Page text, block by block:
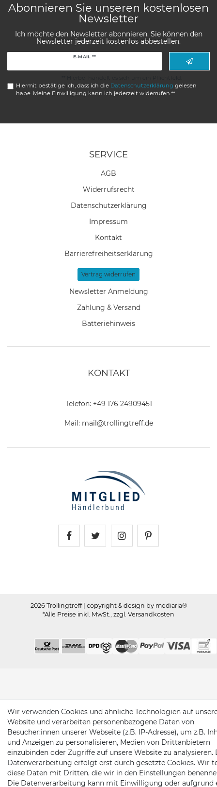
Abonnieren Sie unseren kostenlosen
Newsletter
Ich möchte den Newsletter abonnieren. Sie können den
Newsletter jederzeit kostenlos abbestellen.
E-MAIL **
Hiermit bestätige ich, dass ich die Daten­schutz­erklärung gelesen
habe. Meine Einwilligung kann ich jederzeit widerrufen.**
SERVICE
AGB
Widerrufs­recht
Daten­schutz­erklärung
Impressum
Kontakt
Barrierefreiheitserklärung
Vertrag widerrufen
Newsletter Anmeldung
Zahlung & Versand
Batteriehinweis
KONTAKT
Telefon: +49 176 24909451
Mail: mail@trollingtreff.de
2026 Trollingtreff | copyright & design by mediaria®
*Alle Preise inkl. MwSt., zzgl. Versandkosten
Wir verwenden Cookies und ähnliche Technologien auf
Website und verarbeiten personenbezogene Daten von
Besucher:innen unserer Webseite (z.B. IP-Adresse), um z.B.
und Anzeigen zu personalisieren, Medien von Drittanbietern
einzubinden oder Zugriffe auf unsere Website zu analysieren.
Datenverarbeitung erfolgt erst durch gesetzte Cookies. Wir
diese Daten mit Dritten, die wir in den Einstellungen
Die Datenverarbeitung kann mit Einwilligung oder aufgrund